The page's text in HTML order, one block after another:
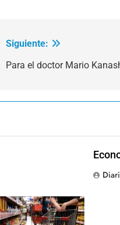
Siguiente:
Para el doctor Mario